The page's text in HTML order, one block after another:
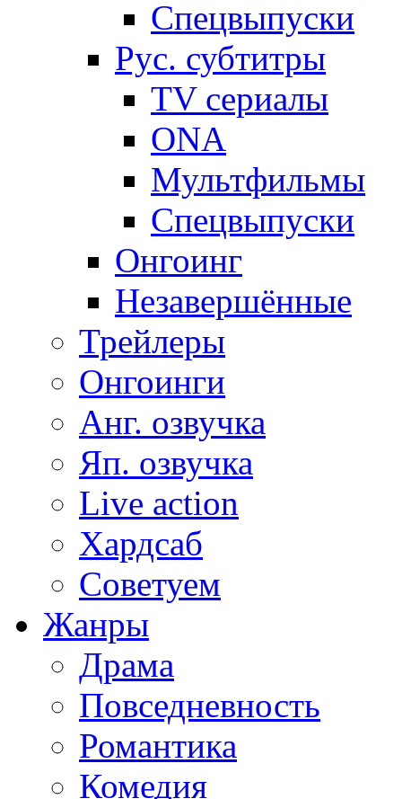
Спецвыпуски
Рус. субтитры
TV сериалы
ONA
Мультфильмы
Спецвыпуски
Онгоинг
Незавершённые
Трейлеры
Онгоинги
Анг. озвучка
Яп. озвучка
Live action
Хардсаб
Советуем
Жанры
Драма
Повседневность
Романтика
Комедия